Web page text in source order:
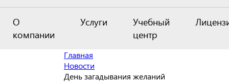
О
компании
Услуги
Учебный
центр
Главная
Новости
День загадывания желаний